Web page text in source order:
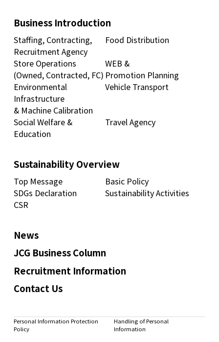
Business Introduction
Staffing, Contracting,
Recruitment Agency
Food Distribution
Store Operations
(Owned, Contracted, FC)
WEB &
Promotion Planning
Environmental
Infrastructure
& Machine Calibration
Vehicle Transport
Social Welfare &
Education
Travel Agency
Sustainability Overview
Top Message
Basic Policy
SDGs Declaration
Sustainability Activities
CSR
News
JCG Business Column
Recruitment Information
Contact Us
Personal Information Protection
Policy
Handling of Personal
Information